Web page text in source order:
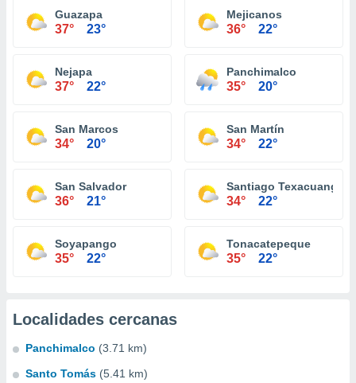
Guazapa
37° 23°
Mejicanos
36° 22°
Nejapa
37° 22°
Panchimalco
35° 20°
San Marcos
34° 20°
San Martín
34° 22°
San Salvador
36° 21°
Santiago Texacuangos
34° 22°
Soyapango
35° 22°
Tonacatepeque
35° 22°
Localidades cercanas
Panchimalco (3.71 km)
Santo Tomás (5.41 km)